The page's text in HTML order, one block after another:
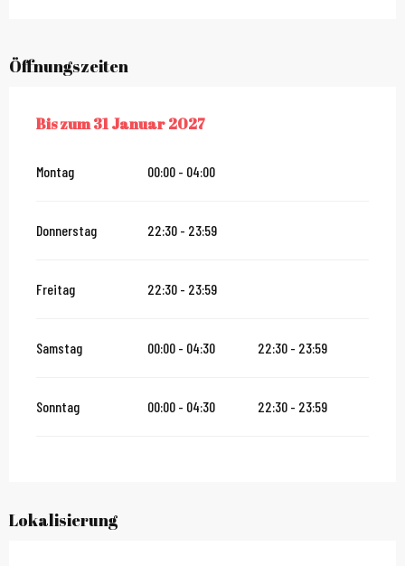
Öffnungszeiten
VOM1 JULI 2026BIS ZUM31 JANUAR 2027
Bis zum31 Januar 2027
Montag 00:00 - 04:00
Donnerstag 22:30 - 23:59
Freitag 22:30 - 23:59
Samstag 00:00 - 04:30 22:30 - 23:59
Sonntag 00:00 - 04:30 22:30 - 23:59
Lokalisierung